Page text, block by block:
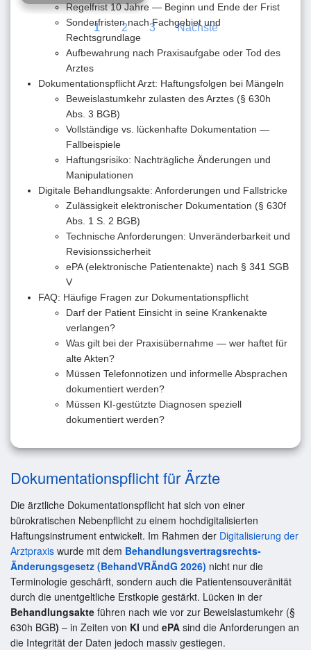
1 2 3 Nächste
Regelfrist 10 Jahre — Beginn und Ende der Frist
Sonderfristen nach Fachgebiet und
Rechtsgrundlage
Aufbewahrung nach Praxisaufgabe oder Tod des
Arztes
Dokumentationspflicht Arzt: Haftungsfolgen bei Mängeln
Beweislastumkehr zulasten des Arztes (§ 630h
Abs. 3 BGB)
Vollständige vs. lückenhafte Dokumentation —
Fallbeispiele
Haftungsrisiko: Nachträgliche Änderungen und
Manipulationen
Digitale Behandlungsakte: Anforderungen und Fallstricke
Zulässigkeit elektronischer Dokumentation (§ 630f
Abs. 1 S. 2 BGB)
Technische Anforderungen: Unveränderbarkeit und
Revisionssicherheit
ePA (elektronische Patientenakte) nach § 341 SGB
V
FAQ: Häufige Fragen zur Dokumentationspflicht
Darf der Patient Einsicht in seine Krankenakte
verlangen?
Was gilt bei der Praxisübernahme — wer haftet für
alte Akten?
Müssen Telefonnotizen und informelle Absprachen
dokumentiert werden?
Müssen KI-gestützte Diagnosen speziell
dokumentiert werden?
Dokumentationspflicht für Ärzte
Die ärztliche Dokumentationspflicht hat sich von einer
bürokratischen Nebenpflicht zu einem hochdigitalisierten
Haftungsinstrument entwickelt. Im Rahmen der Digitalisierung der
Arztpraxis wurde mit dem Behandlungsvertragsrechts-
Änderungsgesetz (BehandVRÄndG 2026) nicht nur die
Terminologie geschärft, sondern auch die Patientensouveränität
durch die unentgeltliche Erstkopie gestärkt. Lücken in der
Behandlungsakte führen nach wie vor zur Beweislastumkehr (§
630h BGB) – in Zeiten von KI und ePA sind die Anforderungen an
die Integrität der Daten jedoch massiv gestiegen.